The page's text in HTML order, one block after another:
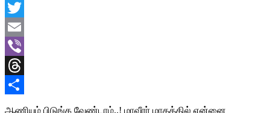
Facebook
Twitter
Email
Viber
Threads
ஆணியும் பிடுங்க வேண்டாம்..! மாவீரர் மாதத்தில் என்னை